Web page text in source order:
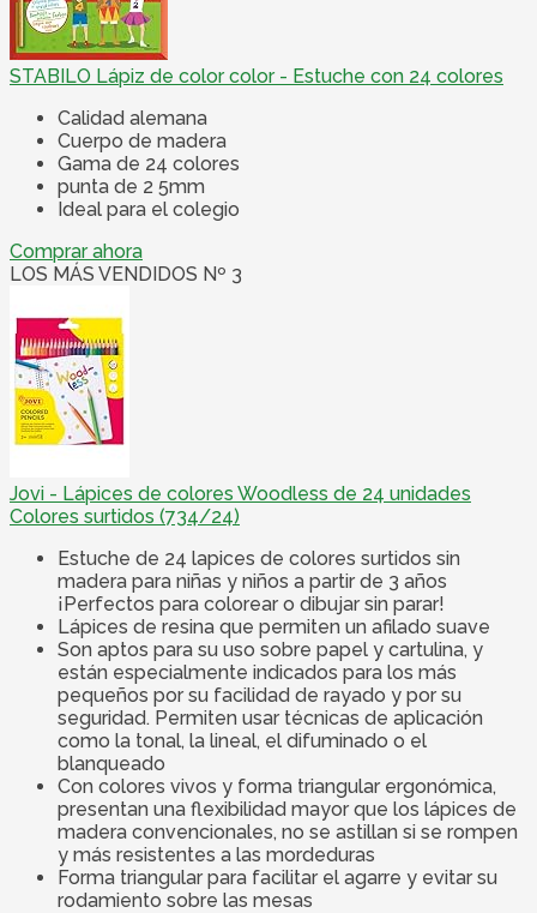
STABILO Lápiz de color color - Estuche con 24 colores
Calidad alemana
Cuerpo de madera
Gama de 24 colores
punta de 2 5mm
Ideal para el colegio
Comprar ahora
LOS MÁS VENDIDOS Nº 3
Jovi - Lápices de colores Woodless de 24 unidades
Colores surtidos (734/24)
Estuche de 24 lapices de colores surtidos sin
madera para niñas y niños a partir de 3 años
¡Perfectos para colorear o dibujar sin parar!
Lápices de resina que permiten un afilado suave
Son aptos para su uso sobre papel y cartulina, y
están especialmente indicados para los más
pequeños por su facilidad de rayado y por su
seguridad. Permiten usar técnicas de aplicación
como la tonal, la lineal, el difuminado o el
blanqueado
Con colores vivos y forma triangular ergonómica,
presentan una flexibilidad mayor que los lápices de
madera convencionales, no se astillan si se rompen
y más resistentes a las mordeduras
Forma triangular para facilitar el agarre y evitar su
rodamiento sobre las mesas